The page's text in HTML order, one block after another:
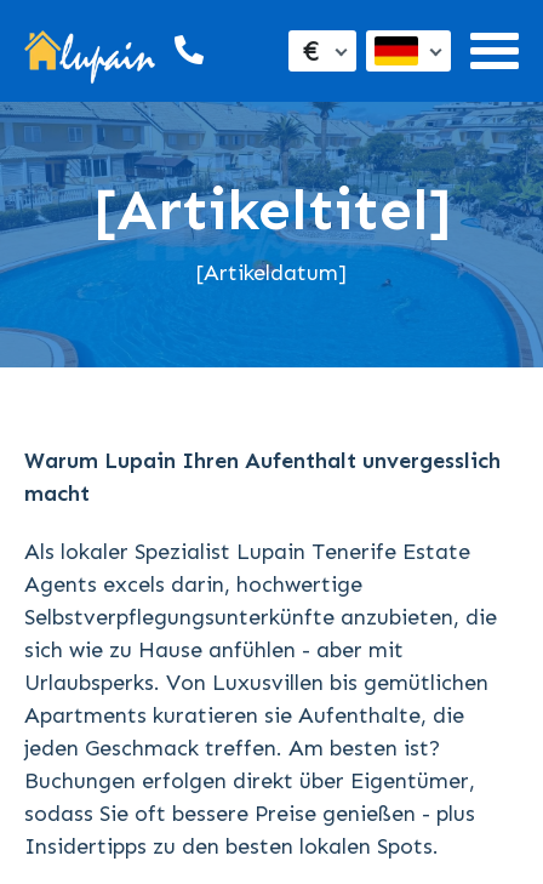
€
[Artikeltitel]
[Artikeldatum]
Warum Lupain Ihren Aufenthalt unvergesslich
macht
Als lokaler Spezialist Lupain Tenerife Estate
Agents excels darin, hochwertige
Selbstverpflegungsunterkünfte anzubieten, die
sich wie zu Hause anfühlen - aber mit
Urlaubsperks. Von Luxusvillen bis gemütlichen
Apartments kuratieren sie Aufenthalte, die
jeden Geschmack treffen. Am besten ist?
Buchungen erfolgen direkt über Eigentümer,
sodass Sie oft bessere Preise genießen - plus
Insidertipps zu den besten lokalen Spots.